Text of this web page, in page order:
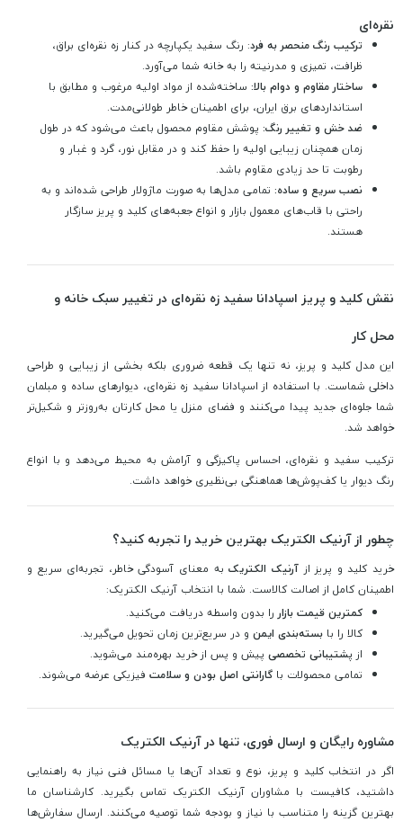
نقره‌ای
ترکیب رنگ منحصر به فرد: رنگ سفید یکپارچه در کنار زه نقره‌ای براق،
ظرافت، تمیزی و مدرنیته را به خانه شما می‌آورد.
ساختار مقاوم و دوام بالا: ساخته‌شده از مواد اولیه مرغوب و مطابق با
استانداردهای برق ایران، برای اطمینان خاطر طولانی‌مدت.
ضد خش و تغییر رنگ: پوشش مقاوم محصول باعث می‌شود که در طول
زمان همچنان زیبایی اولیه را حفظ کند و در مقابل نور، گرد و غبار و
رطوبت تا حد زیادی مقاوم باشد.
نصب سریع و ساده: تمامی مدل‌ها به صورت ماژولار طراحی شده‌اند و به
راحتی با قاب‌های معمول بازار و انواع جعبه‌های کلید و پریز سازگار
هستند.
نقش کلید و پریز اسپادانا سفید زه نقره‌ای در تغییر سبک خانه و
محل کار
این مدل کلید و پریز، نه تنها یک قطعه ضروری بلکه بخشی از زیبایی و طراحی
داخلی شماست. با استفاده از اسپادانا سفید زه نقره‌ای، دیوارهای ساده و مبلمان
شما جلوه‌ای جدید پیدا می‌کنند و فضای منزل یا محل کارتان به‌روزتر و شکیل‌تر
خواهد شد.
ترکیب سفید و نقره‌ای، احساس پاکیزگی و آرامش به محیط می‌دهد و با انواع
رنگ دیوار یا کف‌پوش‌ها هماهنگی بی‌نظیری خواهد داشت.
چطور از آرنیک الکتریک بهترین خرید را تجربه کنید؟
خرید کلید و پریز از آرنیک الکتریک به معنای آسودگی خاطر، تجربه‌ای سریع و
اطمینان کامل از اصالت کالاست. شما با انتخاب آرنیک الکتریک:
کمترین قیمت بازار را بدون واسطه دریافت می‌کنید.
کالا را با بسته‌بندی ایمن و در سریع‌ترین زمان تحویل می‌گیرید.
از پشتیبانی تخصصی پیش و پس از خرید بهره‌مند می‌شوید.
تمامی محصولات با گارانتی اصل بودن و سلامت فیزیکی عرضه می‌شوند.
مشاوره رایگان و ارسال فوری، تنها در آرنیک الکتریک
اگر در انتخاب کلید و پریز، نوع و تعداد آن‌ها یا مسائل فنی نیاز به راهنمایی
داشتید، کافیست با مشاوران آرنیک الکتریک تماس بگیرید. کارشناسان ما
بهترین گزینه را متناسب با نیاز و بودجه شما توصیه می‌کنند. ارسال سفارش‌ها